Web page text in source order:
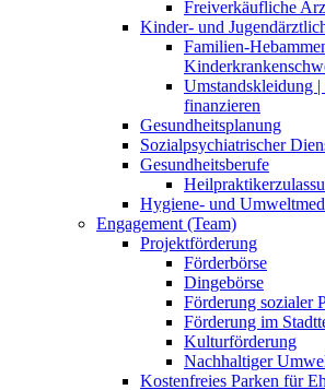
Freiverkäufliche
Kinder- und
Familien-
Umstandskleidung |
finanzieren
Gesundheitsplanung
Sozialpsychiatrischer
Gesundheitsberufe
Hygiene- und
Engagement (Team)
Projektförderung
Förderbörse
Dingebörse
Förderung sozialer
Förderung im
Kulturförderung
Nachhaltiger
Kostenfreies Parken für